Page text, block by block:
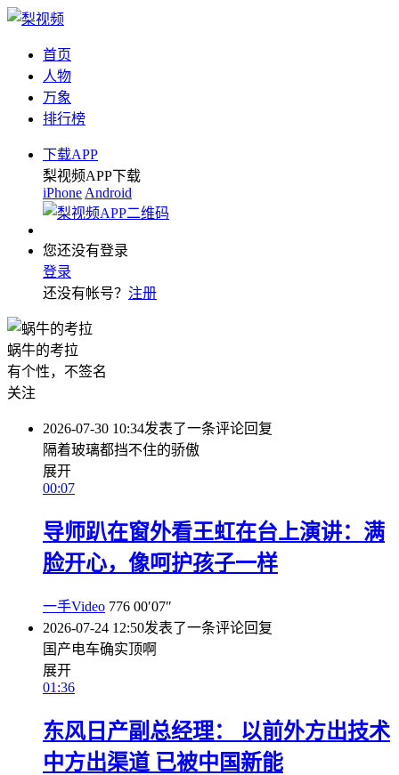
首页
人物
万象
排行榜
下载APP
梨视频APP下载
iPhone Android
您还没有登录
登录
还没有帐号？ 注册
蜗牛的考拉
有个性，不签名
关注
2026-07-30 10:34发表了一条评论回复
隔着玻璃都挡不住的骄傲
展开
00:07
导师趴在窗外看王虹在台上演讲：满
脸开心，像呵护孩子一样
一手Video 776 00′07″
2026-07-24 12:50发表了一条评论回复
国产电车确实顶啊
展开
01:36
东风日产副总经理： 以前外方出技术
中方出渠道 已被中国新能